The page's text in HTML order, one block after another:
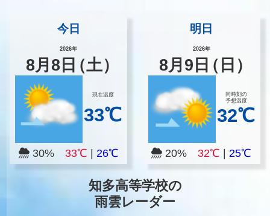
今日
2026年
8月8 日（土）
現在温度
33℃
30% 33℃ 26℃
明日
2026年
8月 9 日（日）
同時刻の
予想温度
32℃
20% 32℃ |25℃
知多高等学校の
雨雲レーダー